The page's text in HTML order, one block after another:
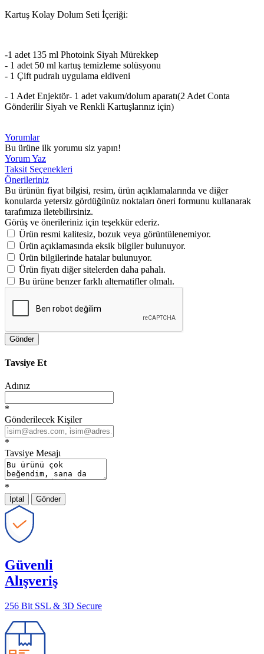
Kartuş Kolay Dolum Seti İçeriği:
-1 adet 135 ml Photoink Siyah Mürekkep
- 1 adet 50 ml kartuş temizleme solüsyonu
- 1 Çift pudralı uygulama eldiveni
- 1 Adet Enjektör- 1 adet vakum/dolum aparatı(2 Adet Conta
Gönderilir Siyah ve Renkli Kartuşlarınız için)
Yorumlar
Bu ürüne ilk yorumu siz yapın!
Yorum Yaz
Taksit Seçenekleri
Önerileriniz
Bu ürünün fiyat bilgisi, resim, ürün açıklamalarında ve diğer
konularda yetersiz gördüğünüz noktaları öneri formunu kullanarak
tarafımıza iletebilirsiniz.
Görüş ve önerileriniz için teşekkür ederiz.
Ürün resmi kalitesiz, bozuk veya görüntülenemiyor.
Ürün açıklamasında eksik bilgiler bulunuyor.
Ürün bilgilerinde hatalar bulunuyor.
Ürün fiyatı diğer sitelerden daha pahalı.
Bu ürüne benzer farklı alternatifler olmalı.
Gönder
Tavsiye Et
Adınız
*
Gönderilecek Kişiler
*
Tavsiye Mesajı
*
İptal Gönder
Güvenli
Alışveriş
256 Bit SSL & 3D Secure